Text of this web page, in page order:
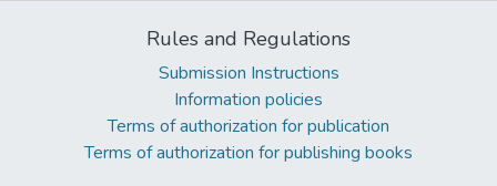
Rules and Regulations
Submission Instructions
Information policies
Terms of authorization for publication
Terms of authorization for publishing books